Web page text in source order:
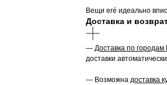
Вещи eré идеально
Доставка и
— Доставка по городам
доставки
— Возможна доставка